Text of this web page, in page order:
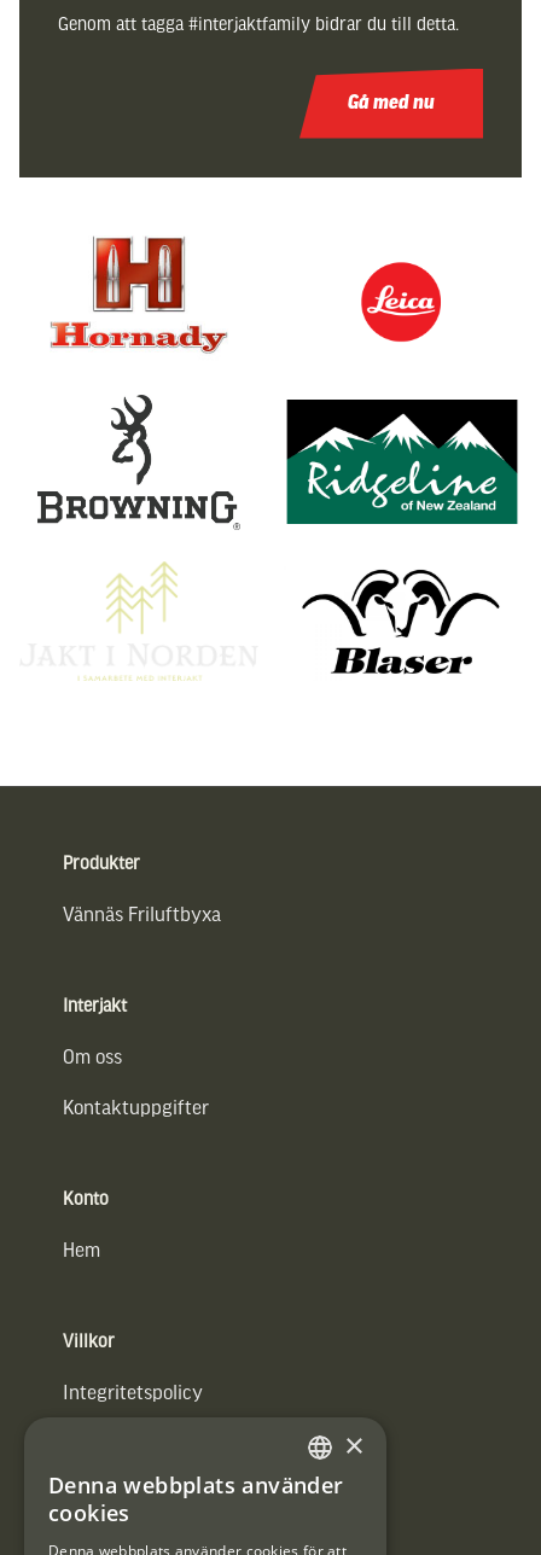
Genom att tagga #interjaktfamily bidrar du till detta.
Gå med nu
Produkter
Vännäs Friluftbyxa
Interjakt
Om oss
Kontaktuppgifter
Konto
Hem
Villkor
Integritetspolicy
#Interjaktfamily SWEDISH
×
Denna webbplats använder
cookies
Denna webbplats använder cookies för att